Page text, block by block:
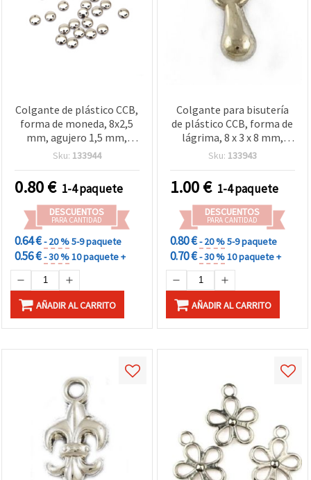
Colgante de plástico CCB,
forma de moneda, 8x2,5
mm, agujero 1,5 mm,
color plata - 10 g (~80
manualidades
Sku: 133944
0.80€ 1-4 paquete
DESCUENTOS
PARA CANTIDAD
0.64 €- 20 %5-9 paquete
0.56 €- 30 %10 paquete +
AÑADIR AL CARRITO
Colgante para bisutería
de plástico CCB, forma de
lágrima, 8 x 3 x 8 mm,
agujero 1 mm, color plata
Sku: 133943
1.00€ 1-4 paquete
DESCUENTOS
PARA CANTIDAD
0.80 €- 20 %5-9 paquete
0.70 €- 30 %10 paquete +
AÑADIR AL CARRITO